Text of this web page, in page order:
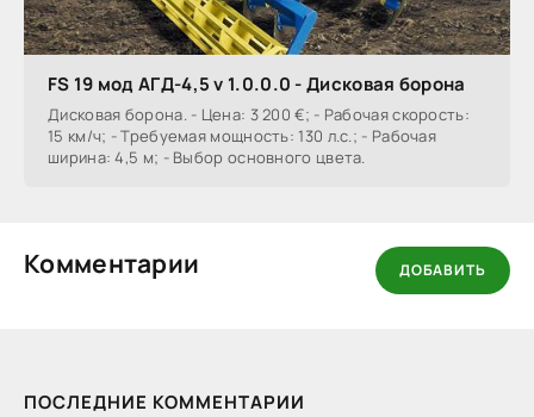
ПОСЛЕДНИЕ КОММЕНТАРИИ
FS 19 мод АГД-4,5 v 1.0.0.0 - Дисковая борона
Дисковая борона. - Цена: 3 200 €; - Рабочая скорость:
15 км/ч; - Требуемая мощность: 130 л.с.; - Рабочая
ширина: 4,5 м; - Выбор основного цвета.
Комментарии ДОБАВИТЬ